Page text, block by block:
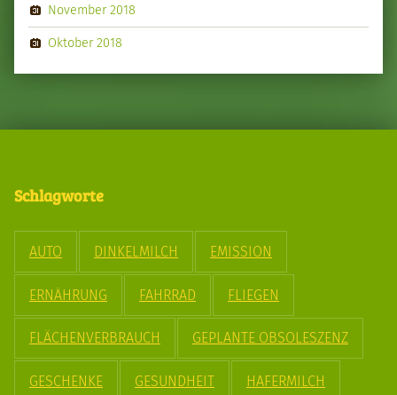
November 2018
Oktober 2018
Schlagworte
AUTO DINKELMILCH EMISSION
ERNÄHRUNG FAHRRAD FLIEGEN
FLÄCHENVERBRAUCH GEPLANTE OBSOLESZENZ
GESCHENKE GESUNDHEIT HAFERMILCH